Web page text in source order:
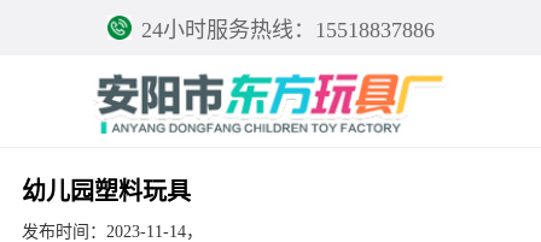
24小时服务热线：15518837886
幼儿园塑料玩具
发布时间：2023-11-14，